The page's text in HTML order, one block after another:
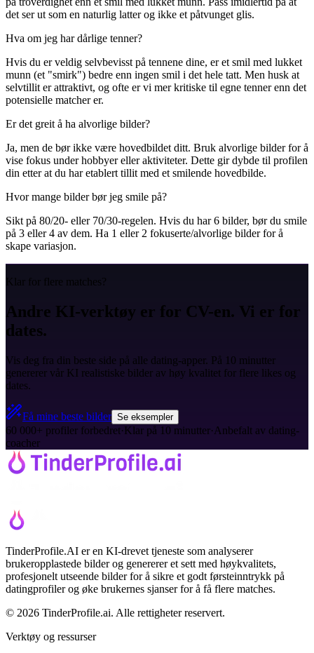
det ser ut som en naturlig latter og ikke et påtvunget glis.
Hva om jeg har dårlige tenner?
Hvis du er veldig selvbevisst på tennene dine, er et smil med lukket
munn (et "smirk") bedre enn ingen smil i det hele tatt. Men husk at
selvtillit er attraktivt, og ofte er vi mer kritiske til egne tenner enn det
potensielle matcher er.
Er det greit å ha alvorlige bilder?
Ja, men de bør ikke være hovedbildet ditt. Bruk alvorlige bilder for å
vise fokus under hobbyer eller aktiviteter. Dette gir dybde til profilen
din etter at du har etablert tillit med et smilende hovedbilde.
Hvor mange bilder bør jeg smile på?
Sikt på 80/20- eller 70/30-regelen. Hvis du har 6 bilder, bør du smile
på 3 eller 4 av dem. Ha 1 eller 2 fokuserte/alvorlige bilder for å
skape variasjon.
Klar for flere matches?
Andre KI-verktøy er for CV-en. Vi er for
dates.
Vis deg fra din beste side på alle dating-apper. På 10 minutter
genererer vår KI realistiske bilder av høy kvalitet for flere likes og
dates.
Få mine beste bilder Se eksempler
60 000+ profiler forbedret·Klar på 10 minutter· Anbefalt av dating-
coacher
TinderProfile.AI er en KI-drevet tjeneste som analyserer
brukeropplastede bilder og genererer et sett med høykvalitets,
profesjonelt utseende bilder for å sikre et godt førsteinntrykk på
datingprofiler og øke brukernes sjanser for å få flere matches.
© 2026 TinderProfile.ai. Alle rettigheter reservert.
Verktøy og ressurser